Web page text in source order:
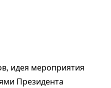
идея мероприятия
Президента